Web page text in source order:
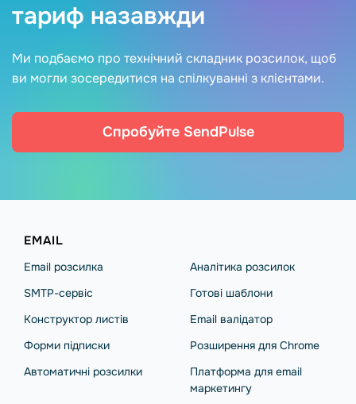
тариф назавжди
Ми подбаємо про технічний складник розсилок, щоб
ви могли зосередитися на спілкуванні з клієнтами.
Спробуйте SendPulse
EMAIL
Email розсилка
SMTP-сервіс
Конструктор листів
Форми підписки
Автоматичні розсилки
Аналітика розсилок
Готові шаблони
Email валідатор
Розширення для Chrome
Платформа для email
маркетингу